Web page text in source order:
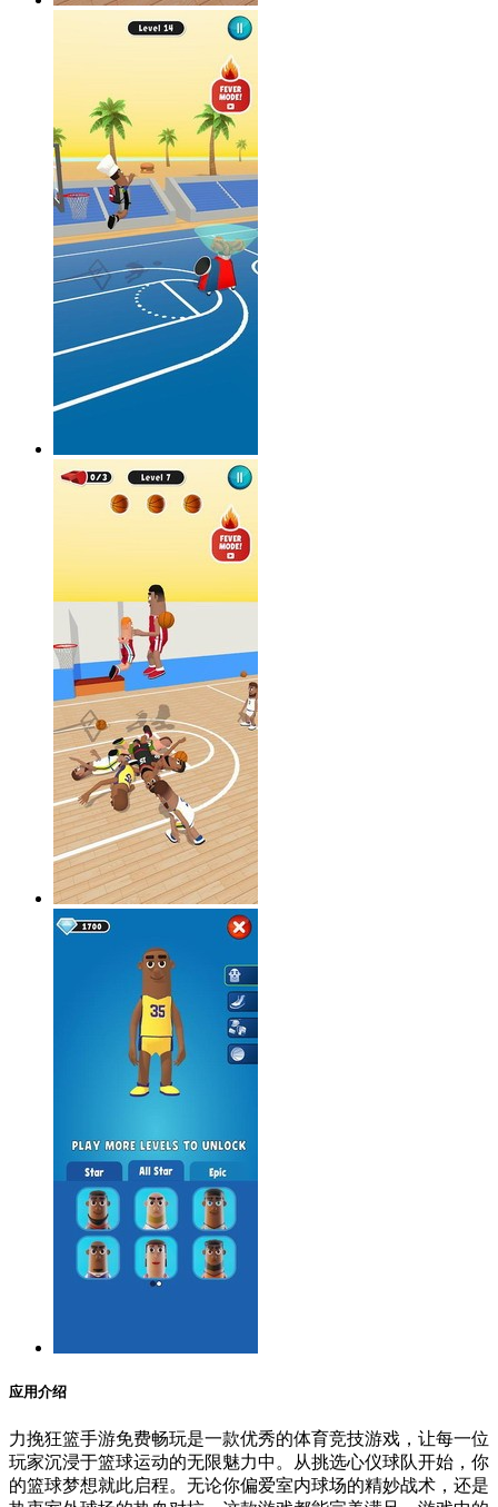
应用介绍
力挽狂篮手游免费畅玩是一款优秀的体育竞技游戏，让每一位
玩家沉浸于篮球运动的无限魅力中。从挑选心仪球队开始，你
的篮球梦想就此启程。无论你偏爱室内球场的精妙战术，还是